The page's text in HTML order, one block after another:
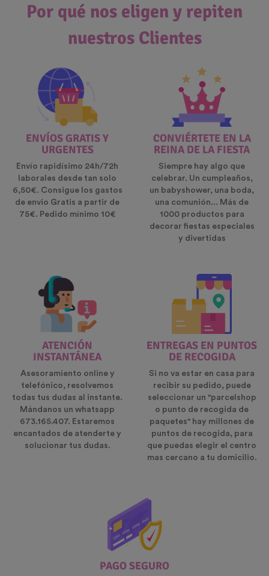
Por qué nos eligen y repiten
nuestros Clientes
ENVÍOS GRATIS Y
URGENTES
Envío rapidísimo 24h/72h
laborales desde tan solo
6,50€. Consigue los gastos
de envio Gratis a partir de
75€. Pedido mínimo 10€
CONVIÉRTETE EN LA
REINA DE LA FIESTA
Siempre hay algo que
celebrar. Un cumpleaños,
un babyshower, una boda,
una comunión... Más de
1000 productos para
decorar fiestas especiales
y divertidas
ATENCIÓN
INSTANTÁNEA
Asesoramiento online y
telefónico, resolvemos
todas tus dudas al instante.
Mándanos un whatsapp
673.165.407. Estaremos
encantados de atenderte y
solucionar tus dudas.
ENTREGAS EN PUNTOS
DE RECOGIDA
Si no va estar en casa para
recibir su pedido, puede
seleccionar un "parcelshop
o punto de recogida de
paquetes" hay millones de
puntos de recogida, para
que puedas elegir el centro
mas cercano a tu domicilio.
PAGO SEGURO